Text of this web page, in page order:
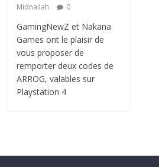
Midnailah
0
GamingNewZ et Nakana
Games ont le plaisir de
vous proposer de
remporter deux codes de
ARROG, valables sur
Playstation 4